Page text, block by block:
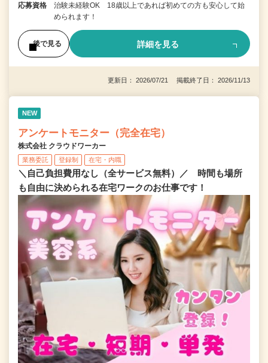
応募資格
治験未経験OK 18歳以上であれば初めての方も安心して始
められます！
後で見る 詳細を見る
更新日： 2026/07/21 掲載終了日： 2026/11/13
NEW
アンケートモニター（完全在宅）
株式会社 クラウドワーカー
業務委託 登録制 在宅・内職
＼自己負担費用なし（全サービス無料）／ 時間も場所
も自由に決められる在宅ワークのお仕事です！